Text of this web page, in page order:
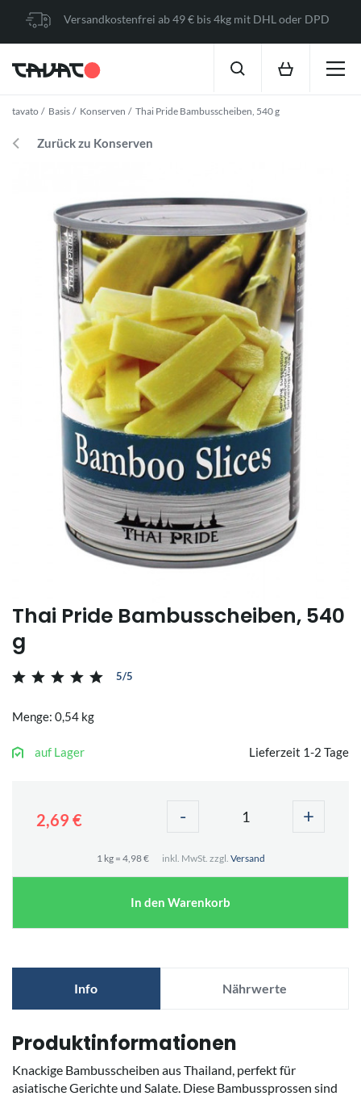
Versandkostenfrei ab 49 € bis 4kg mit DHL oder DPD
tavato Basis Konserven Thai Pride Bambusscheiben, 540 g
Zurück zu Konserven
Thai Pride Bambusscheiben, 540
g
5/5
Menge: 0,54 kg
auf Lager Lieferzeit 1-2 Tage
2,69 € - +
1 kg = 4,98 € inkl. MwSt. zzgl. Versand
In den Warenkorb
Info Nährwerte
Produktinformationen
Knackige Bambusscheiben aus Thailand, perfekt für
asiatische Gerichte und Salate. Diese Bambussprossen sind